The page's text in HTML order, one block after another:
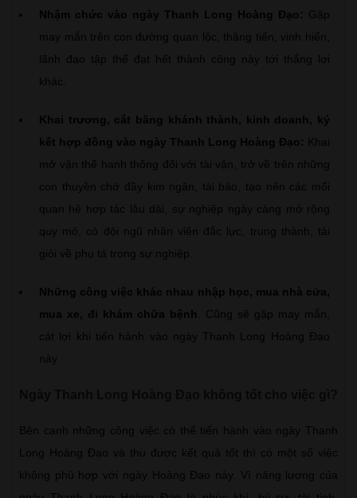
Nhậm chức vào ngày Thanh Long Hoàng Đạo: Gặp
may mắn trên con đường quan lộc, thăng tiến, vinh hiển,
lãnh đạo tập thể đạt hết thành công này tới thắng lợi
khác.
Khai trương, cắt băng khánh thành, kinh doanh, ký
kết hợp đồng vào ngày Thanh Long Hoàng Đạo: Khai
mở vận thế hanh thông đối với tài vận, trở về trên những
con thuyền chở đầy kim ngân, tài bảo, tạo nên các mối
quan hệ hợp tác lâu dài, sự nghiệp ngày càng mở rộng
quy mô, có đội ngũ nhân viên đắc lực, trung thành, tài
giỏi về phụ tá trong sự nghiệp.
Những công việc khác nhau nhập học, mua nhà cửa,
mua xe, đi khám chữa bệnh
. Cũng sẽ gặp may mắn,
cát lợi khi tiến hành vào ngày Thanh Long Hoàng Đạo
này.
Bên cạnh những công việc có thể tiến hành vào ngày Thanh
Long Hoàng Đạo và thu được kết quả tốt thì có một số việc
không phù hợp với ngày Hoàng Đạo này. Vì năng lượng của